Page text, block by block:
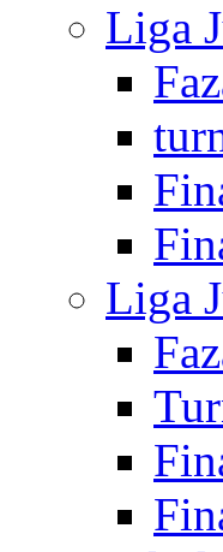
Liga
Liga